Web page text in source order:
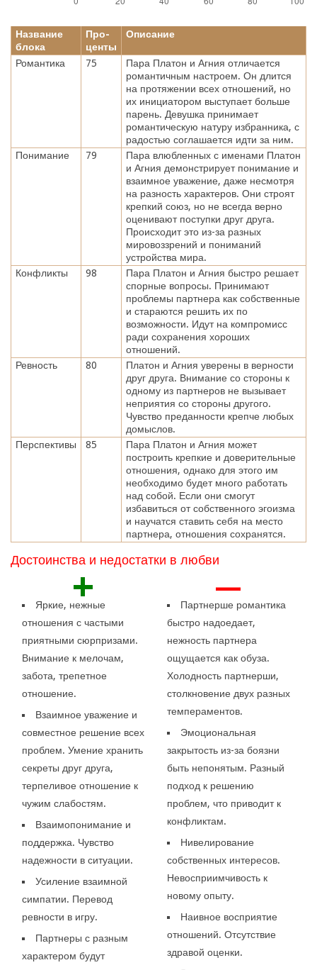
Название
блока
Про-
центы
Описание
Романтика 75
Пара Платон и Агния отличается
романтичным настроем. Он длится
на протяжении всех отношений, но
их инициатором выступает больше
парень. Девушка принимает
романтическую натуру избранника, с
радостью соглашается идти за ним.
Понимание
79
Пара влюбленных с именами Платон
и Агния демонстрирует понимание и
взаимное уважение, даже несмотря
на разность характеров. Они строят
крепкий союз, но не всегда верно
оценивают поступки друг друга.
Происходит это из-за разных
мировоззрений и пониманий
устройства мира.
Конфликты
98
Пара Платон и Агния быстро решает
спорные вопросы. Принимают
проблемы партнера как собственные
и стараются решить их по
возможности. Идут на компромисс
ради сохранения хороших
отношений.
Ревность
80
Платон и Агния уверены в верности
друг друга. Внимание со стороны к
одному из партнеров не вызывает
неприятия со стороны другого.
Чувство преданности крепче любых
домыслов.
Перспективы
85
Пара Платон и Агния может
построить крепкие и доверительные
отношения, однако для этого им
необходимо будет много работать
над собой. Если они смогут
избавиться от собственного эгоизма
и научатся ставить себя на место
партнера, отношения сохранятся.
Достоинства и недостатки в любви
+
Яркие, нежные
отношения с частыми
приятными сюрпризами.
Внимание к мелочам,
забота, трепетное
отношение.
Взаимное уважение и
совместное решение всех
проблем. Умение хранить
секреты друг друга,
терпеливое отношение к
чужим слабостям.
Взаимопонимание и
поддержка. Чувство
надежности в ситуации.
Усиление взаимной
симпатии. Перевод
ревности в игру.
Партнеры с разным
характером будут
—
Партнерше романтика
быстро надоедает,
нежность партнера
ощущается как обуза.
Холодность партнерши,
столкновение двух разных
темпераментов.
Эмоциональная
закрытость из-за боязни
быть непонятым. Разный
подход к решению
проблем, что приводит к
конфликтам.
Нивелирование
собственных интересов.
Невосприимчивость к
новому опыту.
Наивное восприятие
отношений. Отсутствие
здравой оценки.